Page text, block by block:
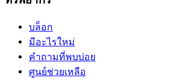
บล็อก
มีอะไรใหม่
คำถามที่พบบ่อย
ศูนย์ช่วยเหลือ